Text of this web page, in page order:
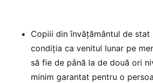
Copiii din învățământul de stat
condiția ca venitul lunar pe
să fie de până la de două ori
minim garantat pentru o